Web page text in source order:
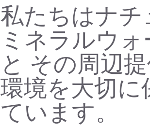
私たちはナチ
ミネラルウ
と その周辺
環境を大切に
ています。